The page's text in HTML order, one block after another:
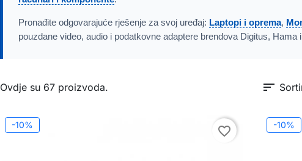
Pronađite odgovarajuće rješenje za svoj uređaj: Laptopi i oprema,
pouzdane video, audio i podatkovne adaptere brendova Digitus, Hama
Ovdje su 67 proizvoda. sort
-10% favorite_border -10%